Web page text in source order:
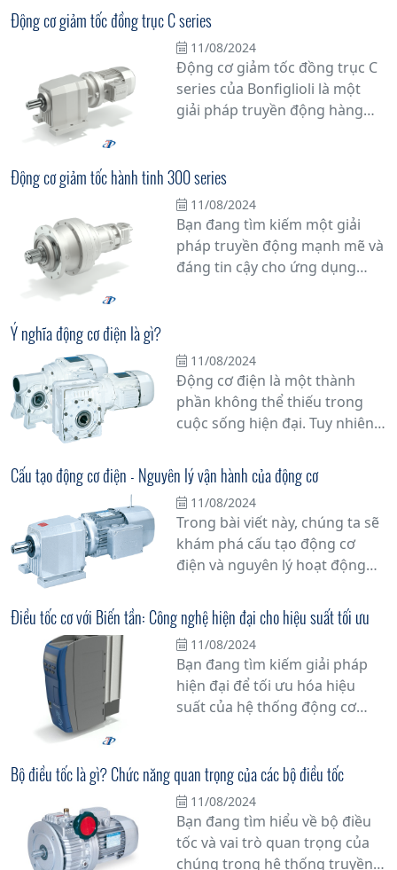
về truyền động
Chúng tôi cung cấp động cơ
giảm tốc nhỏ từ các thương
hiệu uy tín, cam kết chất lượng
hàng chính hãng.
Động cơ giảm tốc đồng trục C series
11/08/2024
Động cơ giảm tốc đồng trục C
series của Bonfiglioli là một
giải pháp truyền động hàng
hiệu suất cao. Với thiết kế chắc
chắn và đa dạng các tính năng,
động cơ này đem lại nhiều ưu
điểm vượt trội, từ khả năng
chịu tải nặng đến tuổi thọ cao
và linh hoạt về tốc độ.
Động cơ giảm tốc hành tinh 300 series
11/08/2024
Bạn đang tìm kiếm một giải
pháp truyền động mạnh mẽ và
đáng tin cậy cho ứng dụng
là lựa chọn hàng đầu mà bạn
không thể bỏ qua.
Ý nghĩa động cơ điện là gì?
11/08/2024
Động cơ điện là một thành
phần không thể thiếu trong
cuộc sống hiện đại. Tuy nhiên,
trọng đến vậy không? Bài viết
này sẽ đi sâu vào ý nghĩa động
cơ điện và vai trò của nó trong
cuộc sống hàng ngày của
chúng ta.
Cấu tạo động cơ điện - Nguyên lý vận hành của động cơ
11/08/2024
Trong bài viết này, chúng ta sẽ
khám phá cấu tạo động cơ
điện và nguyên lý hoạt động
không thể thiếu trong nhiều
thiết bị điện tử và ứng dụng
công nghiệp. Tìm hiểu sâu hơn
về cách mà động cơ điện hoạt
động và tại sao chúng lại là trái
tim của hệ thống máy móc và
Điều tốc cơ với Biến tần: Công nghệ hiện đại cho hiệu suất tối ưu
11/08/2024
Bạn đang tìm kiếm giải pháp
hiện đại để tối ưu hóa hiệu
suất của hệ thống động cơ
Biến tần - một giải pháp tiên
tiến giúp tăng cường hiệu quả
vận hành và tiết kiệm năng
lượng.
Bộ điều tốc là gì? Chức năng quan trọng của các bộ điều tốc
11/08/2024
Bạn đang tìm hiểu về bộ điều
tốc và vai trò quan trọng của
chúng trong hệ thống truyền